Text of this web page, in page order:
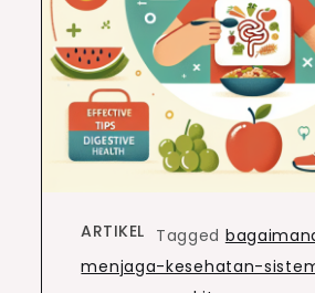
ARTIKEL Tagged
menjaga-kesehatan-